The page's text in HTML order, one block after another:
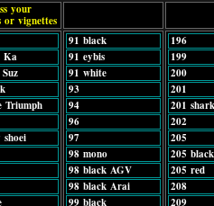
your
or vignettes
Ka
Triumph
91 black
91 eybis
91 white
93
94
96
97
98 mono
98 black AGV
98 black Arai
99 black
196
199
200
201
201
202
205
205
205 red
208
209